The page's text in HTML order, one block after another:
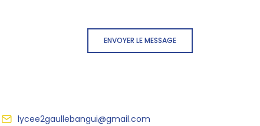
ENVOYER LE MESSAGE
lycee2gaullebangui@gmail.com